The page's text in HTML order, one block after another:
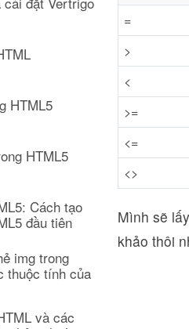
HTML5
HTML5
Cách tạo
đầu tiên
img trong
thuộc tính của
và các
=
>
<
>=
<=
<>
Mình sẽ
khảo thôi